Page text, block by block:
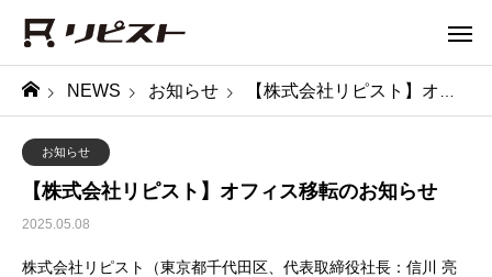
NEWS お知らせ 【株式会社リピスト】オフィス移転のお知らせ
お知らせ
【株式会社リピスト】オフィス移転のお知らせ
2025.05.08
株式会社リピスト（東京都千代田区、代表取締役社長：信川 亮